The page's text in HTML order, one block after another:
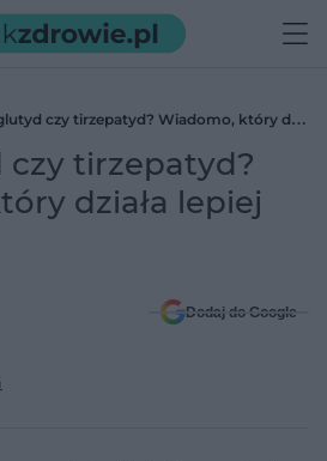
czy tirzepatyd? Wiadomo, który działa
czy tirzepatyd?
działa lepiej
Dodaj do Google